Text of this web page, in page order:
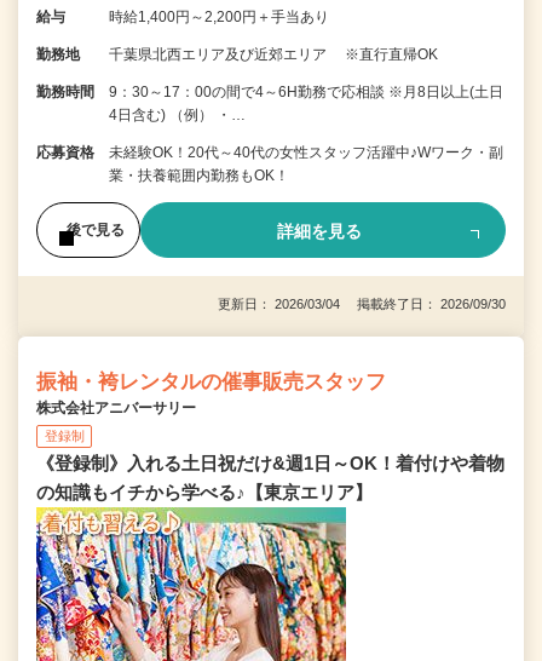
給与 時給1,400円～2,200円＋手当あり
勤務地 千葉県北西エリア及び近郊エリア ※直行直帰OK
勤務時間
9：30～17：00の間で4～6H勤務で応相談 ※月8日以上(土日
4日含む) （例） ・…
応募資格
未経験OK！20代～40代の女性スタッフ活躍中♪Wワーク・副
業・扶養範囲内勤務もOK！
後で見る 詳細を見る
更新日： 2026/03/04 掲載終了日： 2026/09/30
振袖・袴レンタルの催事販売スタッフ
株式会社アニバーサリー
登録制
《登録制》入れる土日祝だけ&週1日～OK！着付けや着物
の知識もイチから学べる♪【東京エリア】